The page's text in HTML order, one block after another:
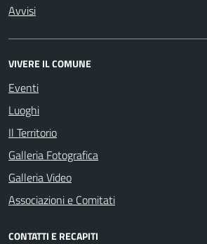
Avvisi
VIVERE IL COMUNE
Eventi
Luoghi
Il Territorio
Galleria Fotografica
Galleria Video
Associazioni e Comitati
CONTATTI E RECAPITI